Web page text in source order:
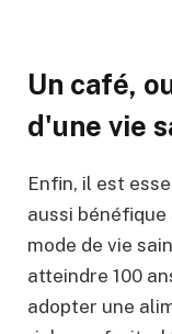
Un café,
d'une vie
Enfin, il est
aussi
mode de vie
atteindre 100
adopter une